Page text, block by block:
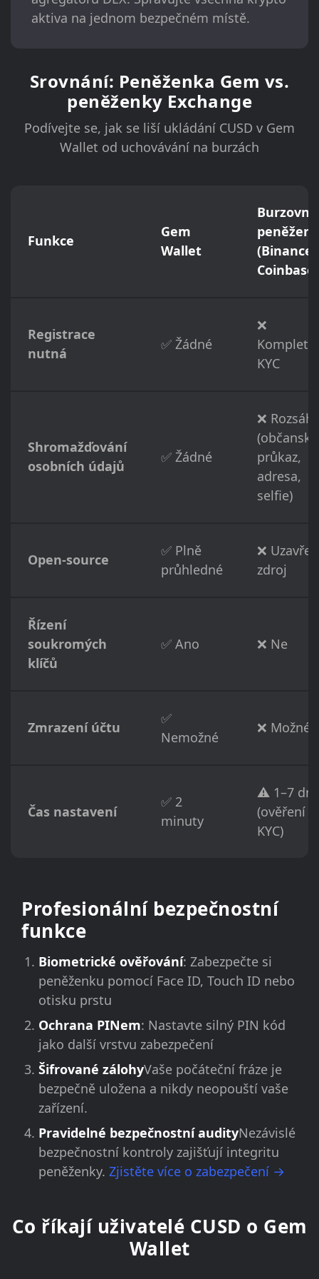
aktiva na jednom bezpečném místě.
Srovnání: Peněženka Gem vs.
peněženky Exchange
Podívejte se, jak se liší ukládání CUSD v Gem
Wallet od uchovávání na burzách
Funkce
Gem
Wallet
Burzovní
(Binance,
Coinbase)
Registrace
nutná
✅ Žádné
❌
Kompletní
KYC
Shromažďování
osobních údajů
✅ Žádné
❌
(občanský
průkaz,
adresa,
selfie)
Open-source
✅ Plně
průhledné
❌
zdroj
Řízení
soukromých
klíčů
✅ Ano ❌ Ne
Zmrazení účtu
✅
Nemožné
❌ Možné
Čas nastavení
✅ 2
minuty
⚠️ 1–7 dní
(ověření
KYC)
Profesionální bezpečnostní
funkce
Biometrické ověřování: Zabezpečte si
peněženku pomocí Face ID, Touch ID nebo
otisku prstu
Ochrana PINem: Nastavte silný PIN kód
jako další vrstvu zabezpečení
Šifrované zálohyVaše počáteční fráze je
bezpečně uložena a nikdy neopouští vaše
zařízení.
Pravidelné bezpečnostní audityNezávislé
bezpečnostní kontroly zajišťují integritu
peněženky. Zjistěte více o zabezpečení →
Co říkají uživatelé CUSD o Gem
Wallet